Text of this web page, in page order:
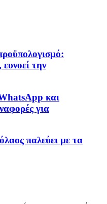
την
και
για
παλεύει με τα